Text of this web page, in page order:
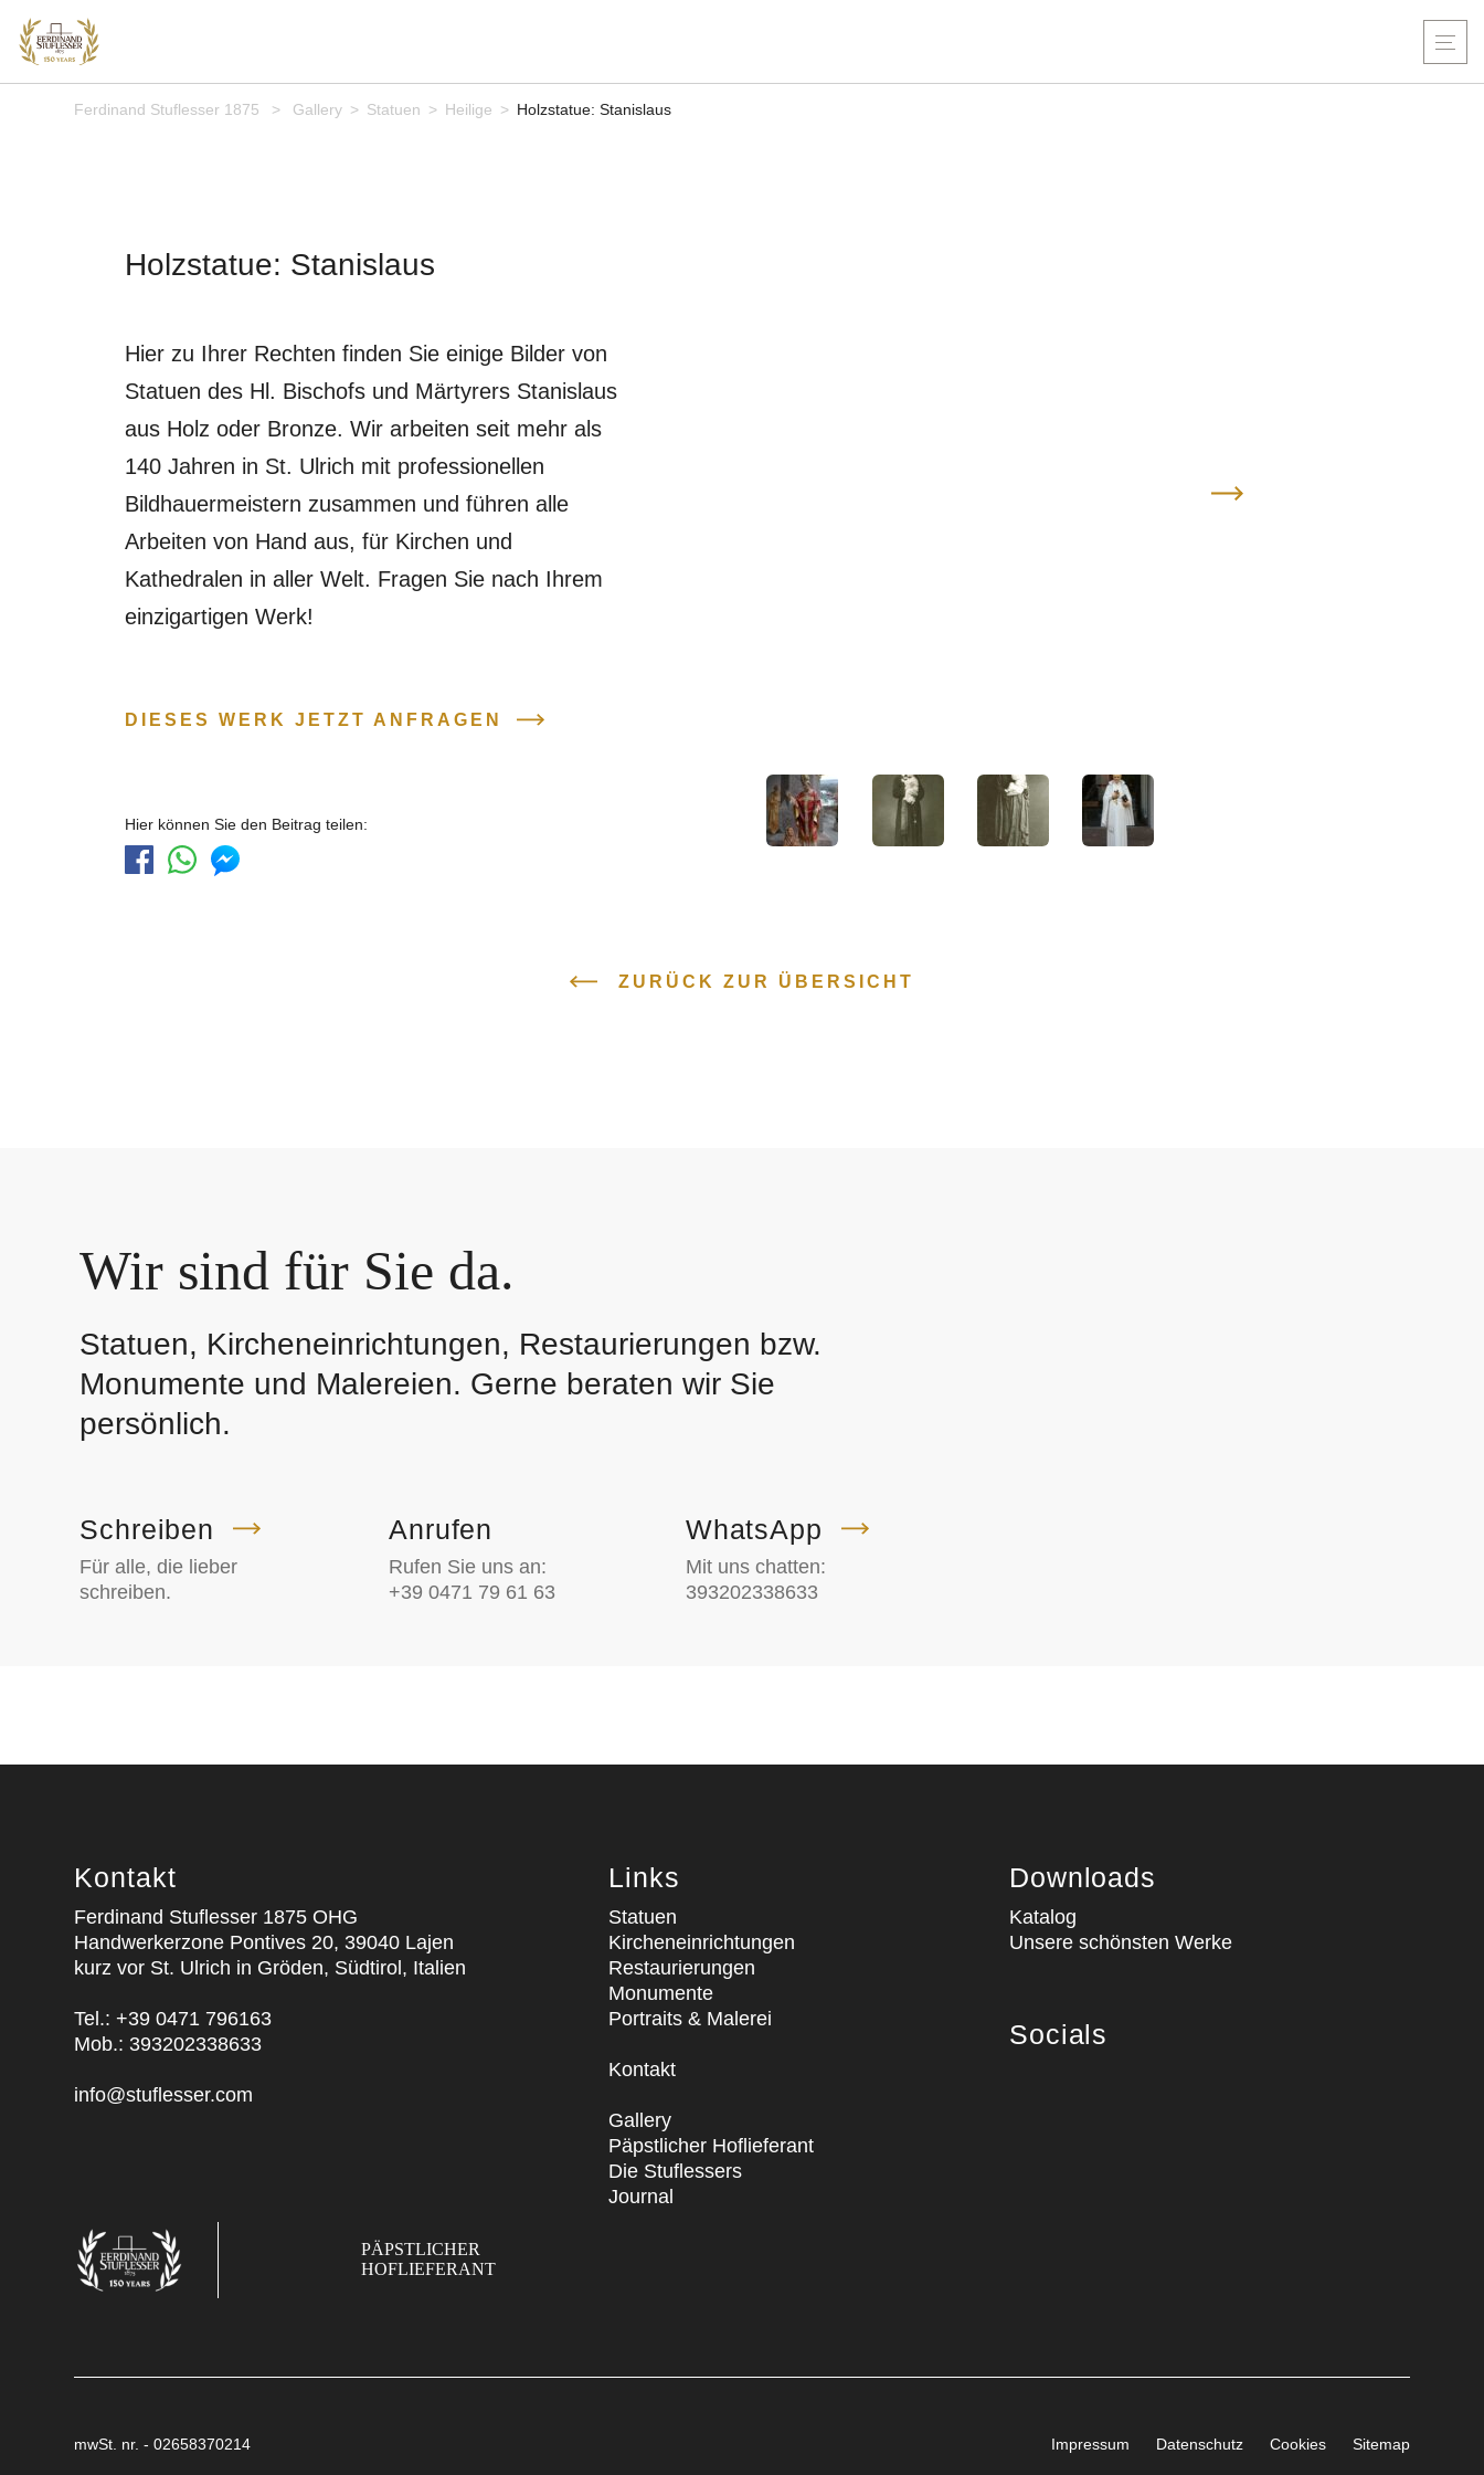
Ferdinand Stuflesser 1875 > Gallery > Statuen > Heilige > Holzstatue: Stanislaus
Holzstatue: Stanislaus
Hier zu Ihrer Rechten finden Sie einige Bilder von
Statuen des Hl. Bischofs und Märtyrers Stanislaus
aus Holz oder Bronze. Wir arbeiten seit mehr als
140 Jahren in St. Ulrich mit professionellen
Bildhauermeistern zusammen und führen alle
Arbeiten von Hand aus, für Kirchen und
Kathedralen in aller Welt. Fragen Sie nach Ihrem
einzigartigen Werk!
DIESES WERK JETZT ANFRAGEN
Hier können Sie den Beitrag teilen:
ZURÜCK ZUR ÜBERSICHT
Wir sind für Sie da.
Statuen, Kircheneinrichtungen, Restaurierungen bzw.
Monumente und Malereien. Gerne beraten wir Sie
persönlich.
Schreiben
Für alle, die lieber
schreiben.
Anrufen
Rufen Sie uns an:
+39 0471 79 61 63
WhatsApp
Mit uns chatten:
393202338633
Kontakt
Ferdinand Stuflesser 1875 OHG
Handwerkerzone Pontives 20, 39040 Lajen
kurz vor St. Ulrich in Gröden, Südtirol, Italien
Tel.:+39 0471 796163
Mob.: 393202338633
info@stuflesser.com
PÄPSTLICHER
HOFLIEFERANT
Links
Statuen
Kircheneinrichtungen
Restaurierungen
Monumente
Portraits & Malerei
Kontakt
Gallery
Päpstlicher Hoflieferant
Die Stuflessers
Journal
Downloads
Katalog
Unsere schönsten Werke
Socials
mwSt. nr. - 02658370214 Impressum Datenschutz Cookies Sitemap